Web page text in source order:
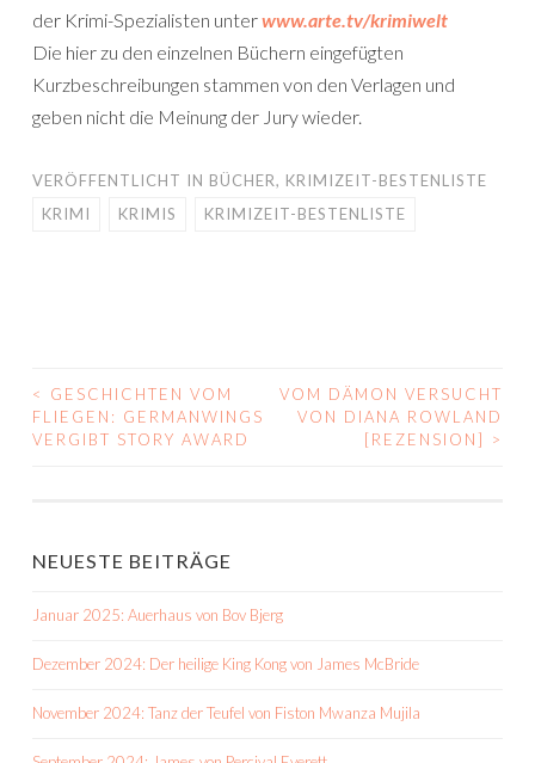
der Krimi-Spezialisten unterwww.arte.tv/krimiwelt
Die hier zu den einzelnen Büchern eingefügten
Kurzbeschreibungen stammen von den Verlagen und
geben nicht die Meinung der Jury wieder.
VERÖFFENTLICHT IN BÜCHER, KRIMIZEIT-BESTENLISTE
KRIMI
KRIMIS KRIMIZEIT-BESTENLISTE
BEITRAGS-
NAVIGATION
<
GESCHICHTEN VOM
FLIEGEN: GERMANWINGS
VERGIBT STORY AWARD
VOM DÄMON VERSUCHT
VON DIANA ROWLAND
[REZENSION]
>
NEUESTE BEITRÄGE
Januar 2025: Auerhaus von Bov Bjerg
Dezember 2024: Der heilige King Kong von James McBride
November 2024: Tanz der Teufel von Fiston Mwanza Mujila